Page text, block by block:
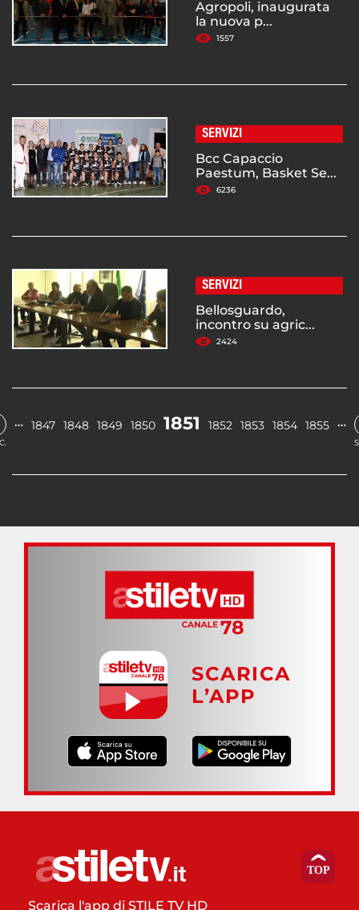
Agropoli, inaugurata
la nuova p...
1557
SERVIZI
Bcc Capaccio
Paestum, Basket Se...
6236
SERVIZI
Bellosguardo,
incontro su agric...
2424
… 1847 1848 1849 1850 1851 1852 1853 1854 1855 …
SCARICA
L’APP
Scarica l'app di STILE TV HD